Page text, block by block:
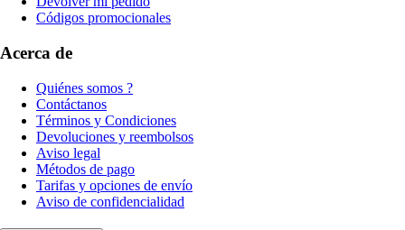
Códigos promocionales
Acerca de
Quiénes somos ?
Contáctanos
Términos y Condiciones
Devoluciones y reembolsos
Aviso legal
Métodos de pago
Tarifas y opciones de envío
Aviso de confidencialidad